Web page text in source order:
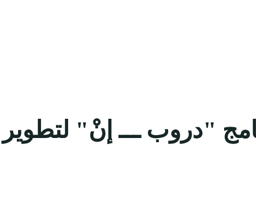
"دروب ـــ إنْ" لتطوير